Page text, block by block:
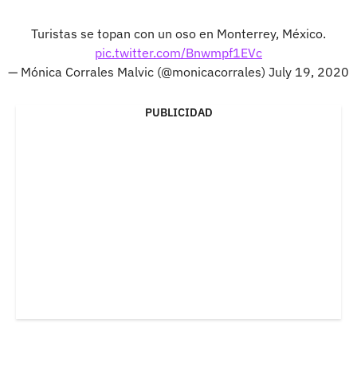
Turistas se topan con un oso en Monterrey, México.
pic.twitter.com/Bnwmpf1EVc
— Mónica Corrales Malvic (@monicacorrales) July 19, 2020
PUBLICIDAD